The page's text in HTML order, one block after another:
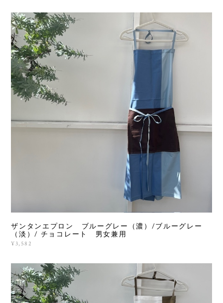
ザンタンエプロン ブルーグレー（濃）/ブルーグレー
（淡）/ チョコレート 男女兼用
¥3,582